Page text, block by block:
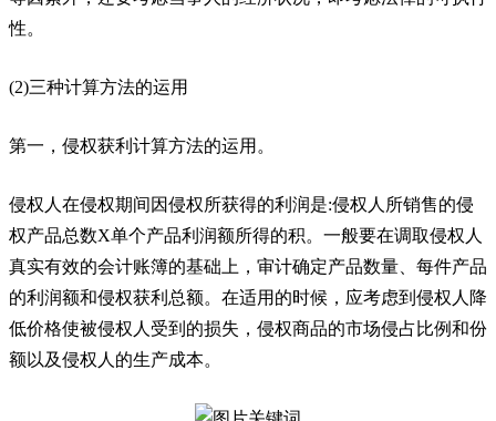
性。
(2)三种计算方法的运用
第一，侵权获利计算方法的运用。
侵权人在侵权期间因侵权所获得的利润是:侵权人所销售的侵
权产品总数X单个产品利润额所得的积。一般要在调取侵权人
真实有效的会计账簿的基础上，审计确定产品数量、每件产品
的利润额和侵权获利总额。在适用的时候，应考虑到侵权人降
低价格使被侵权人受到的损失，侵权商品的市场侵占比例和份
额以及侵权人的生产成本。